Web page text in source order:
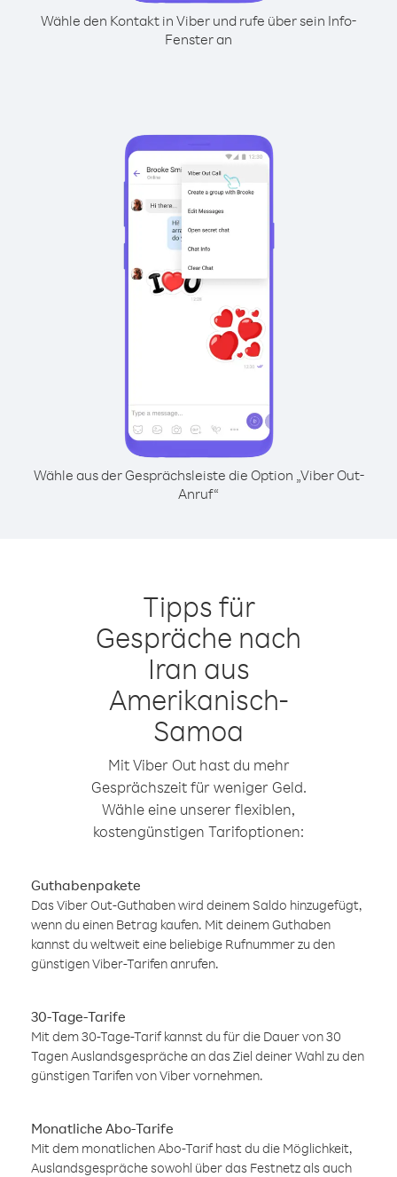
Wähle den Kontakt in Viber und rufe über sein Info-
Fenster an
Wähle aus der Gesprächsleiste die Option „Viber Out-
Anruf“
Tipps für
Gespräche nach
Iran aus
Amerikanisch-
Samoa
Mit Viber Out hast du mehr
Gesprächszeit für weniger Geld.
Wähle eine unserer flexiblen,
kostengünstigen Tarifoptionen:
Guthabenpakete
Das Viber Out-Guthaben wird deinem Saldo hinzugefügt,
wenn du einen Betrag kaufen. Mit deinem Guthaben
kannst du weltweit eine beliebige Rufnummer zu den
günstigen Viber-Tarifen anrufen.
30-Tage-Tarife
Mit dem 30-Tage-Tarif kannst du für die Dauer von 30
Tagen Auslandsgespräche an das Ziel deiner Wahl zu den
günstigen Tarifen von Viber vornehmen.
Monatliche Abo-Tarife
Mit dem monatlichen Abo-Tarif hast du die Möglichkeit,
Auslandsgespräche sowohl über das Festnetz als auch